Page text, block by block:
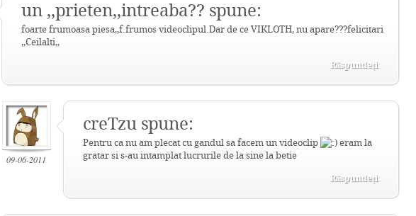
un ,,prieten,,intreaba?? spune:
foarte frumoasa piesa,,f.frumos videoclipul.Dar de ce VIKLOTH, nu apare???felicitari
,,Ceilalti,,
Răspundeți
09-06-2011
creTzu spune:
Pentru ca nu am plecat cu gandul sa facem un videoclip
eram la
gratar si s-au intamplat lucrurile de la sine la betie
Răspundeți